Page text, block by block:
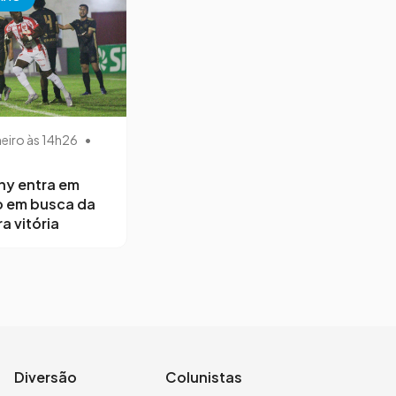
às 14h26 •
entra em
em busca da
vitória
Diversão Colunistas